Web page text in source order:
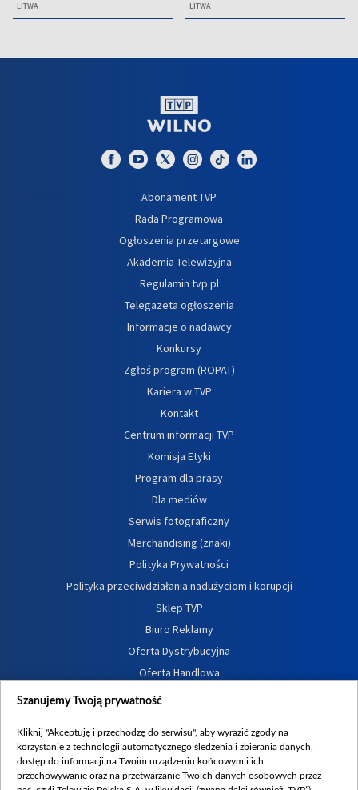
LITWA LITWA
Abonament TVP
Rada Programowa
Ogłoszenia przetargowe
Akademia Telewizyjna
Regulamin tvp.pl
Telegazeta ogłoszenia
Informacje o nadawcy
Konkursy
Zgłoś program (ROPAT)
Kariera w TVP
Kontakt
Centrum informacji TVP
Komisja Etyki
Program dla prasy
Dla mediów
Serwis fotograficzny
Merchandising (znaki)
Polityka Prywatności
Polityka przeciwdziałania nadużyciom i korupcji
Sklep TVP
Biuro Reklamy
Oferta Dystrybucyjna
Oferta Handlowa
Dostępność
Procedura zgłoszeń wewnętrznych
Szanujemy Twoją prywatność
Kliknij "Akceptuję i przechodzę do serwisu", aby wyrazić zgody na
korzystanie z technologii automatycznego śledzenia i zbierania danych,
dostęp do informacji na Twoim urządzeniu końcowym i ich
przechowywanie oraz na przetwarzanie Twoich danych osobowych przez